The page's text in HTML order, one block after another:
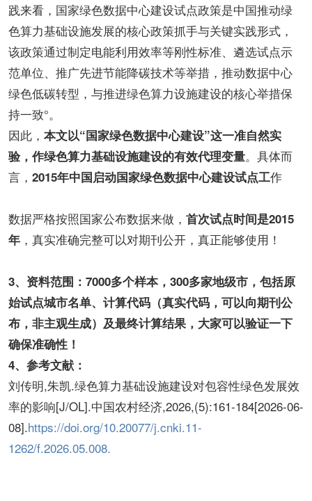
践来看，国家绿色数据中心建设试点政策是中国推动绿
色算力基础设施发展的核心政策抓手与关键实践形式，
该政策通过制定电能利用效率等刚性标准、遴选试点示
范单位、推广先进节能降碳技术等举措，推动数据中心
绿色低碳转型，与推进绿色算力设施建设的核心举措保
持一致°。
因此， 本文以“国家绿色数据中心建设”这一准自然实
验，作绿色算力基础设施建设的有效代理变量。具体而
言， 2015年中国启动国家绿色数据中心建设试点工作
数据严格按照国家公布数据来做， 首次试点时间是2015
年 ，真实准确完整可以对期刊公开，真正能够使用！
3、资料范围：7000多个样本，300多家地级市，包括原
始试点城市名单、计算代码（真实代码，可以向期刊公
布，非主观生成）及最终计算结果，大家可以验证一下
确保准确性！
4、参考文献：
刘传明,朱凯.绿色算力基础设施建设对包容性绿色发展效
率的影响[J/OL].中国农村经济,2026,(5):161-184[2026-06-
08].https://doi.org/10.20077/j.cnki.11-
1262/f.2026.05.008.